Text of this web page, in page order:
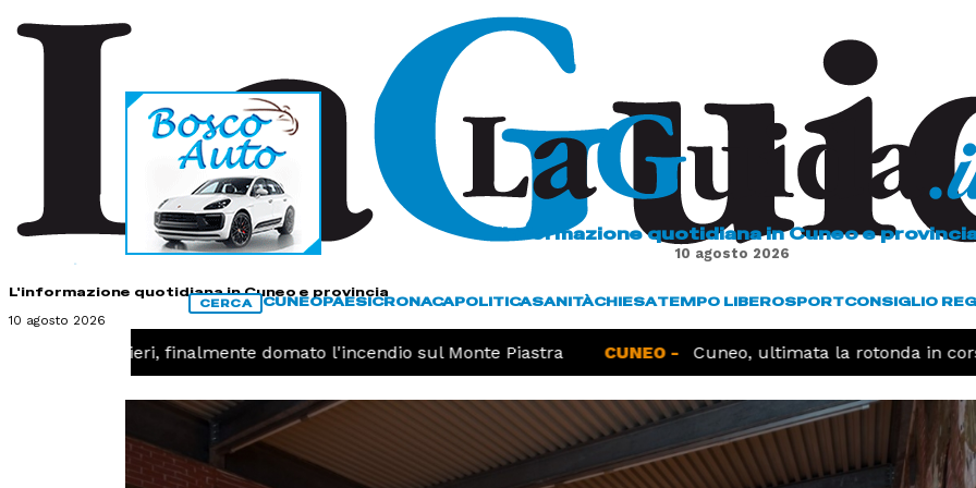
L'informazione quotidiana in Cuneo e provincia
10 agosto 2026
L'informazione quotidiana in Cuneo e
10 agosto 2026
CERCA CUNEOPAESICRONACAPOLITICASANITÀCHIESATEMPO LIBEROSPORTCONSIGLIO
Valdieri, finalmente domato l'incendio sul Monte Piastra CUNEO - Cuneo, ultimata la rotonda in corso